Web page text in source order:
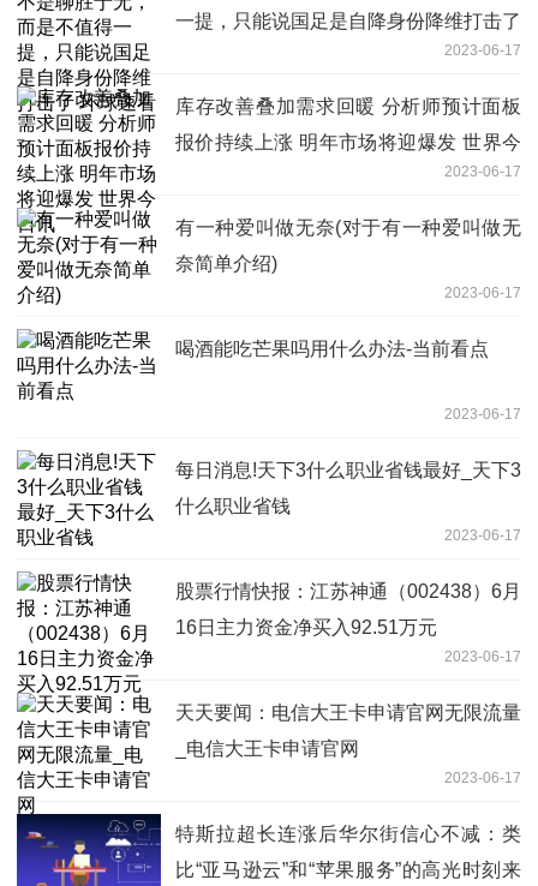
一提，只能说国足是自降身份降维打击了
2023-06-17
库存改善叠加需求回暖 分析师预计面板
报价持续上涨 明年市场将迎爆发 世界今
2023-06-17
有一种爱叫做无奈(对于有一种爱叫做无
奈简单介绍)
2023-06-17
喝酒能吃芒果吗用什么办法-当前看点
2023-06-17
每日消息!天下3什么职业省钱最好_天下3
什么职业省钱
2023-06-17
股票行情快报：江苏神通（002438）6月
16日主力资金净买入92.51万元
2023-06-17
天天要闻：电信大王卡申请官网无限流量
_电信大王卡申请官网
2023-06-17
特斯拉超长连涨后华尔街信心不减：类
比“亚马逊云”和“苹果服务”的高光时刻来